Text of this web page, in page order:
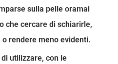
sulla pelle oramai
che cercare di schiarirle,
rendere meno evidenti.
di utilizzare, con le